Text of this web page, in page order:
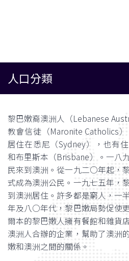
人口分類
黎巴嫩裔澳洲人（Lebanese
教會信徒（Maronite Catholics
居住在悉尼（Sydney），也有
和布里斯本（Brisbane）。一八
民來到澳洲。從一九二○年起，
式成為澳洲公民。一九七五年，
到澳洲居住。許多都是窮人，一
年及八○年代，黎巴嫩局勢促使
爾本的黎巴嫩人擁有餐館和雜貨
澳洲人合辦的企業，幫助了澳洲
嫩和澳洲之間的關係。